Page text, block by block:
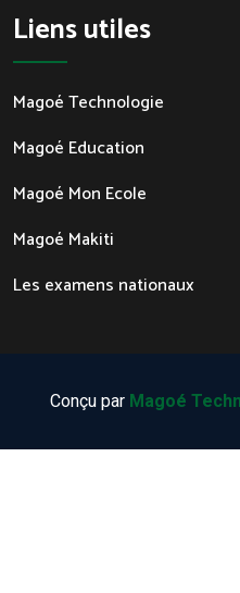
Liens utiles
Magoé Technologie
Magoé Education
Magoé Mon Ecole
Magoé Makiti
Les examens nationaux
Conçu par Magoé